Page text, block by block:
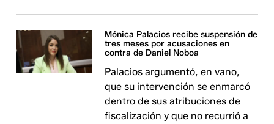
Mónica Palacios recibe suspensión de
tres meses por acusaciones en
contra de Daniel Noboa
Palacios argumentó, en vano,
que su intervención se enmarcó
dentro de sus atribuciones de
fiscalización y que no recurrió a